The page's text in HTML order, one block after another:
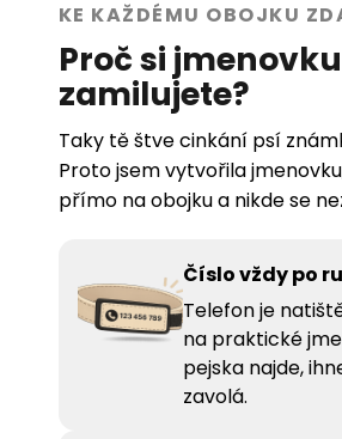
KE KAŽDÉMU OBOJKU
Proč si jmenovku
zamilujete?
Taky tě štve cinkání psí
Proto jsem vytvořila
přímo na obojku a nikde se
Číslo vždy po
Telefon je
na praktické
pejska najde,
zavolá.